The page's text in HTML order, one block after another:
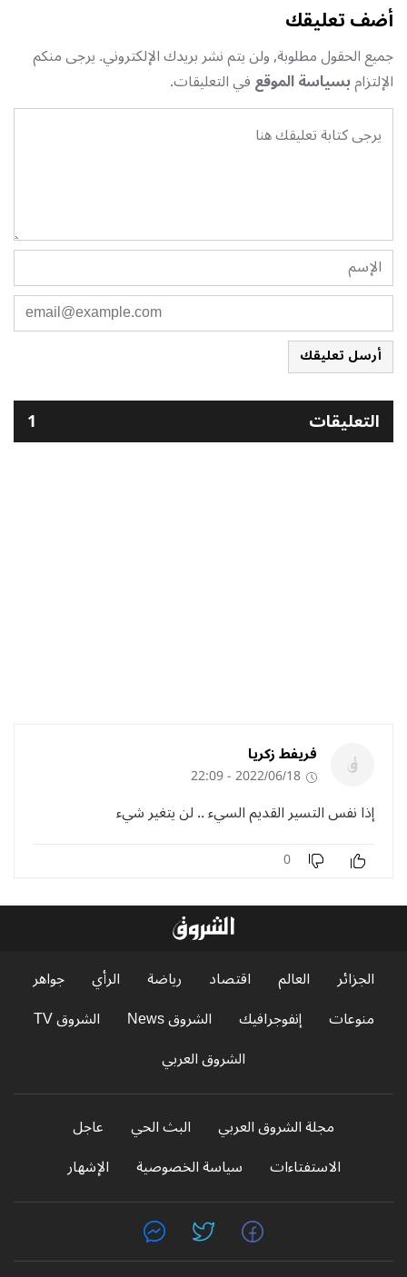
أضف تعليقك
جميع الحقول مطلوبة, ولن يتم نشر بريدك الإلكتروني. يرجى منكم
الإلتزامبسياسة الموقعفي التعليقات.
أرسل تعليقك
التعليقات 1
فريفط زكريا
2022/06/18 - 22:09
إذا نفس التسير القديم السيء .. لن يتغير شيء
0
الجزائر العالم اقتصاد رياضة الرأي
جواهر
منوعات
إنفوجرافيك الشروق News
الشروق TV
الشروق العربي
مجلة الشروق العربي البث الحي
عاجل
الاستفتاءات
سياسة الخصوصية الإشهار